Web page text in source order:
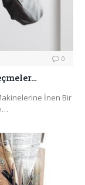
0
İnen Bir